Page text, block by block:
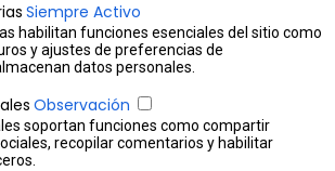
Siempre Activo
habilitan funciones esenciales del sitio como
y ajustes de preferencias de
datos personales.
Observación
soportan funciones como compartir
recopilar comentarios y habilitar